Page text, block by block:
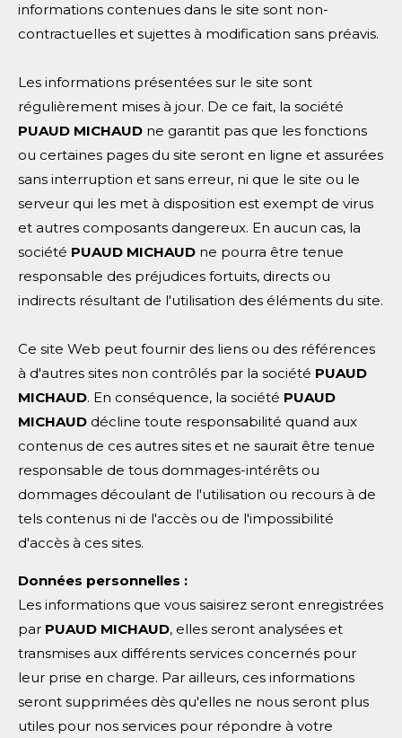
informations contenues dans le site sont non-
contractuelles et sujettes à modification sans préavis.
Les informations présentées sur le site sont
régulièrement mises à jour. De ce fait, la société
PUAUD MICHAUD ne garantit pas que les fonctions
ou certaines pages du site seront en ligne et assurées
sans interruption et sans erreur, ni que le site ou le
serveur qui les met à disposition est exempt de virus
et autres composants dangereux. En aucun cas, la
société PUAUD MICHAUD ne pourra être tenue
responsable des préjudices fortuits, directs ou
indirects résultant de l'utilisation des éléments du site.
Ce site Web peut fournir des liens ou des références
à d'autres sites non contrôlés par la société PUAUD
MICHAUD. En conséquence, la société PUAUD
MICHAUD décline toute responsabilité quand aux
contenus de ces autres sites et ne saurait être tenue
responsable de tous dommages-intérêts ou
dommages découlant de l'utilisation ou recours à de
tels contenus ni de l'accès ou de l'impossibilité
d'accès à ces sites.
Données personnelles :
Les informations que vous saisirez seront enregistrées
par PUAUD MICHAUD, elles seront analysées et
transmises aux différents services concernés pour
leur prise en charge. Par ailleurs, ces informations
seront supprimées dès qu'elles ne nous seront plus
utiles pour nos services pour répondre à votre